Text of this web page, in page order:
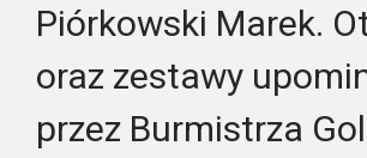
Piórkowski Marek.
oraz zestawy
przez Burmistrza